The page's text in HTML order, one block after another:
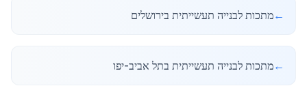
←מתכות לבנייה תעשייתית בירושלים
←מתכות לבנייה תעשייתית בתל אביב-יפו